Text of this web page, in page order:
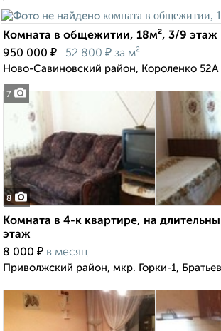
7
Комната в общежитии, 18м², 3/9 этаж
950 000 ₽ 52 800 ₽ за м²
Ново-Савиновский район, Короленко 52А
8
Комната в 4-к квартире, на
этаж
8 000 ₽ в месяц
Приволжский район, мкр. Горки-1,